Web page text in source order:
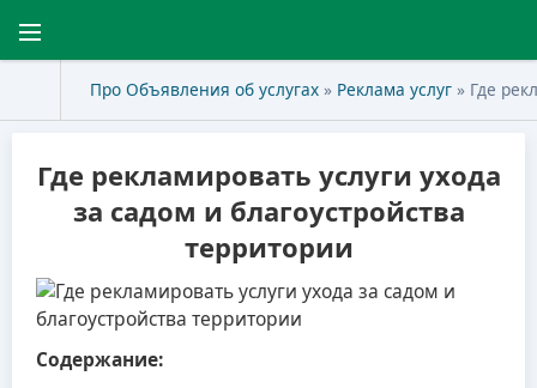
Про Объявления об услугах » Реклама услуг » Где
Где рекламировать услуги ухода
за садом и благоустройства
территории
Содержание: